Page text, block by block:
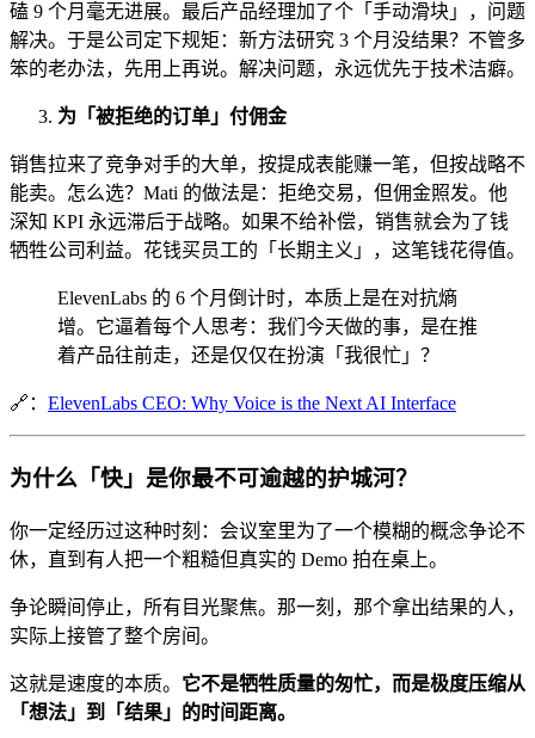
磕 9 个月毫无进展。最后产品经理加了个「手动滑块」，问题
解决。于是公司定下规矩：新方法研究 3 个月没结果？不管多
笨的老办法，先用上再说。解决问题，永远优先于技术洁癖。
为「被拒绝的订单」付佣金
销售拉来了竞争对手的大单，按提成表能赚一笔，但按战略不
能卖。怎么选？Mati 的做法是：拒绝交易，但佣金照发。他
深知 KPI 永远滞后于战略。如果不给补偿，销售就会为了钱
牺牲公司利益。花钱买员工的「长期主义」，这笔钱花得值。
ElevenLabs 的 6 个月倒计时，本质上是在对抗熵
增。它逼着每个人思考：我们今天做的事，是在推
着产品往前走，还是仅仅在扮演「我很忙」？
🔗： ElevenLabs CEO: Why Voice is the Next AI Interface
为什么「快」是你最不可逾越的护城河？
你一定经历过这种时刻：会议室里为了一个模糊的概念争论不
休，直到有人把一个粗糙但真实的 Demo 拍在桌上。
争论瞬间停止，所有目光聚焦。那一刻，那个拿出结果的人，
实际上接管了整个房间。
这就是速度的本质。 它不是牺牲质量的匆忙，而是极度压缩从
「想法」到「结果」的时间距离。